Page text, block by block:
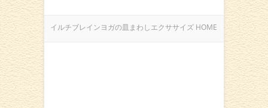
イルチブレインヨガの皿まわしエクササイズ HOME